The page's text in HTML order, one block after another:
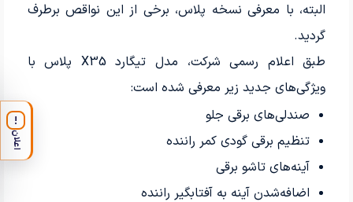
البته، با معرفی نسخه پلاس، برخی از این نواقص برطرف
گردید.
طبق اعلام رسمی شرکت، مدل تیگارد X35 پلاس با
ویژگی‌های جدید زیر معرفی شده است:
صندلی‌های برقی جلو
تنظیم برقی گودی کمر راننده
آینه‌های تاشو برقی
اضافه‌شدن آینه به آفتابگیر راننده
!
اعلان